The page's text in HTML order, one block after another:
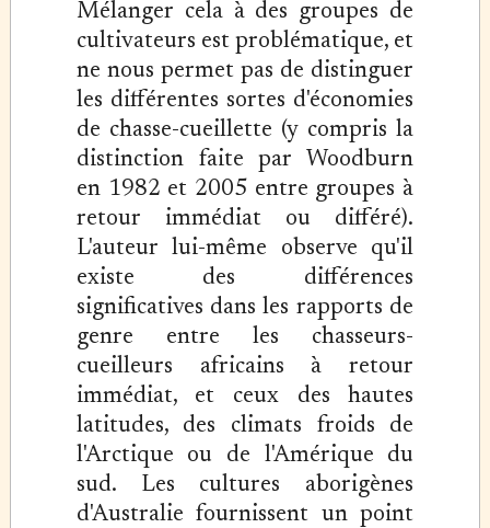
Mélanger cela à des groupes de
cultivateurs est problématique, et
ne nous permet pas de distinguer
les différentes sortes d'économies
de chasse-cueillette (y compris la
distinction faite par Woodburn
en 1982 et 2005 entre groupes à
retour immédiat ou différé).
L'auteur lui-même observe qu'il
existe des différences
significatives dans les rapports de
genre entre les chasseurs-
cueilleurs africains à retour
immédiat, et ceux des hautes
latitudes, des climats froids de
l'Arctique ou de l'Amérique du
sud. Les cultures aborigènes
d'Australie fournissent un point